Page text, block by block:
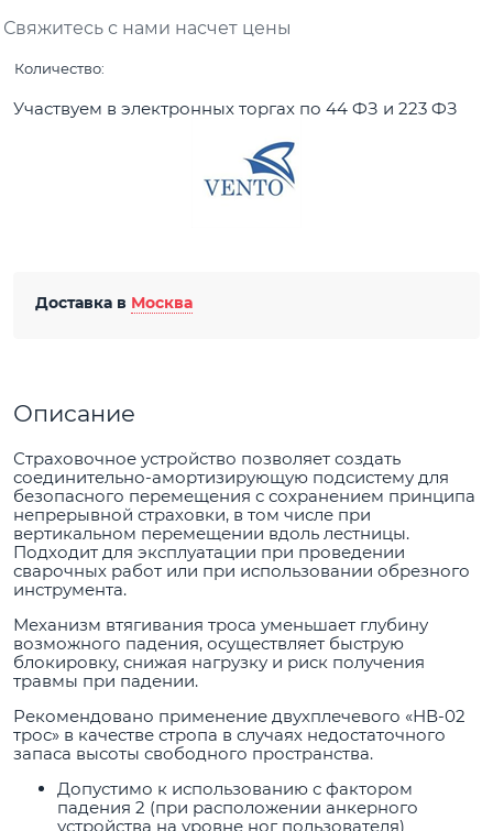
Свяжитесь с нами насчет цены
Количество:
Участвуем в электронных торгах по 44 ФЗ и 223 ФЗ
Доставка в Москва
Описание
Страховочное устройство позволяет создать
соединительно-амортизирующую подсистему для
безопасного перемещения с сохранением принципа
непрерывной страховки, в том числе при
вертикальном перемещении вдоль лестницы.
Подходит для эксплуатации при проведении
сварочных работ или при использовании обрезного
инструмента.
Механизм втягивания троса уменьшает глубину
возможного падения, осуществляет быструю
блокировку, снижая нагрузку и риск получения
травмы при падении.
Рекомендовано применение двухплечевого «НВ-02
трос» в качестве стропа в случаях недостаточного
запаса высоты свободного пространства.
Допустимо к использованию с фактором
падения 2 (при расположении анкерного
устройства на уровне ног пользователя)